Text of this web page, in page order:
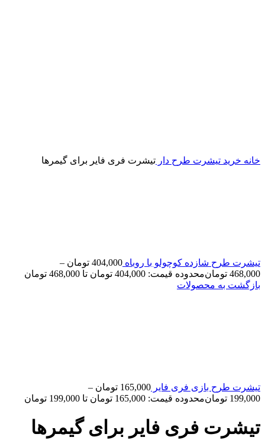
خانه خرید تیشرت طرح دار تیشرت فری فایر برای گیمرها
تیشرت طرح شازده کوچولو با روباه 404,000 تومان –
468,000 تومانمحدوده قیمت: 404,000 تومان تا 468,000 تومان
بازگشت به محصولات
تیشرت طرح بازی فری فایر 165,000 تومان –
199,000 تومانمحدوده قیمت: 165,000 تومان تا 199,000 تومان
تیشرت فری فایر برای گیمرها